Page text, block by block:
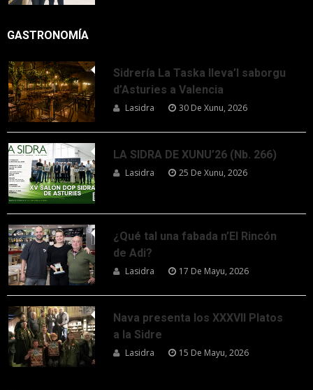
GASTRONOMÍA
Sidrería La Taska lleva’l saborgu
d’Asturies a Valencia
Lasidra 30 De Xunu, 2026
LA SIDRA DE XUNU’26 (Nb. 266)
Lasidra 25 De Xunu, 2026
¿Qué tal una fabada n’El Rincón
de Adi?
Lasidra 17 De Mayu, 2026
Nava presenta los XXXVII Platos
a la Sidre
Lasidra 15 De Mayu, 2026